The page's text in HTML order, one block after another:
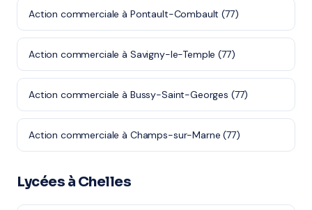
Action commerciale à Pontault-Combault (77)
Action commerciale à Savigny-le-Temple (77)
Action commerciale à Bussy-Saint-Georges (77)
Action commerciale à Champs-sur-Marne (77)
Lycées à Chelles